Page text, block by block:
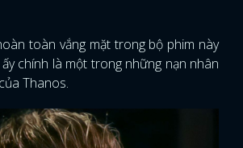
toàn vắng mặt trong bộ phim này
chính là một trong những nạn nhân
Thanos.